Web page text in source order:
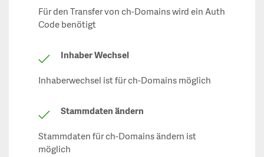
Für den Transfer von ch-Domains wird ein Auth
Code benötigt
Inhaber Wechsel
Inhaberwechsel ist für ch-Domains möglich
Stammdaten ändern
Stammdaten für ch-Domains ändern ist
möglich